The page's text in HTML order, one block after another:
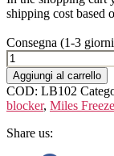
shipping cost based
Consegna (1-3
Volvo
EX30
quantità
Aggiungi al carrello
COD: LB102
blocker, Miles
Share us: